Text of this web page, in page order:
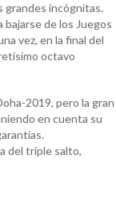
grandes incógnitas.
de los Juegos
vez, en la final del
octavo
2019, pero la gran
en cuenta su
del triple salto,